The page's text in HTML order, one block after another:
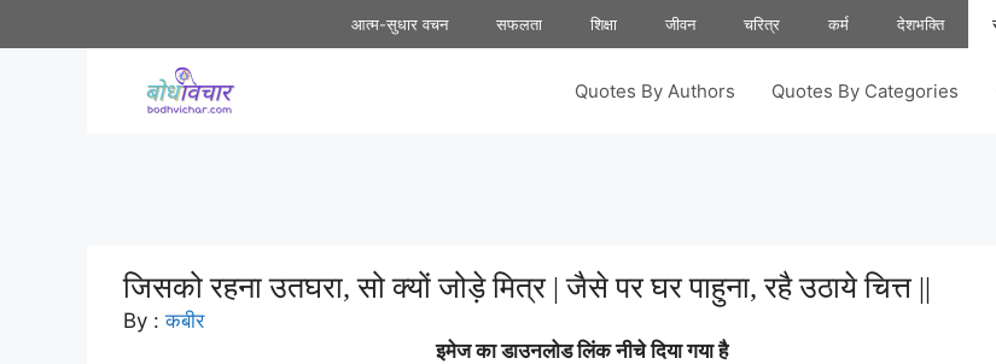
to
आत्म-सुधार वचन सफलता शिक्षा जीवन चरित्र कर्म देशभक्ति
Quotes By Authors Quotes By Categories
जिसको रहना उतघरा, सो क्यों जोड़े मित्र | जैसे पर घर पाहुना, रहै उठाये चित्त ||
By :कबीर
इमेज का डाउनलोड लिंक नीचे दिया गया है